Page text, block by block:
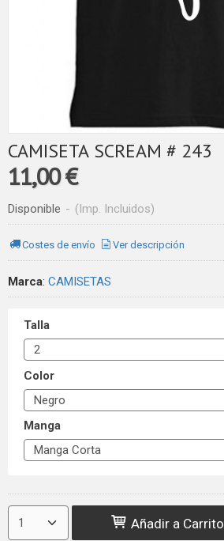
CAMISETA SCREAM # 243
11,00 €
Disponible - (Imp. Incluidos)
Costes de envío Ver descripción
Marca: CAMISETAS
Talla
Color
Manga
Añadir a Carrito